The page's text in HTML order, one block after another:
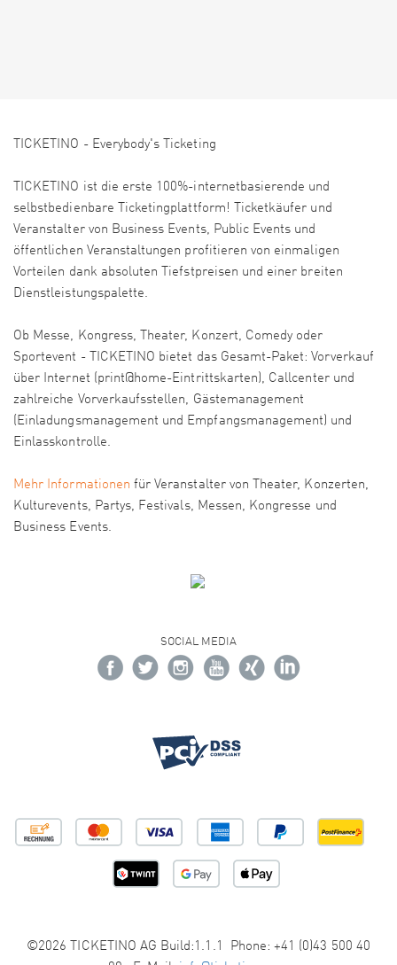
TICKETINO - Everybody's Ticketing
TICKETINO ist die erste 100%-internetbasierende und
selbstbedienbare Ticketingplattform! Ticketkäufer und
Veranstalter von Business Events, Public Events und
öffentlichen Veranstaltungen profitieren von einmaligen
Vorteilen dank absoluten Tiefstpreisen und einer breiten
Dienstleistungspalette.
Ob Messe, Kongress, Theater, Konzert, Comedy oder
Sportevent - TICKETINO bietet das Gesamt-Paket: Vorverkauf
über Internet (print@home-Eintrittskarten), Callcenter und
zahlreiche Vorverkaufsstellen, Gästemanagement
(Einladungsmanagement und Empfangsmanagement) und
Einlasskontrolle.
Mehr Informationen für Veranstalter von Theater, Konzerten,
Kulturevents, Partys, Festivals, Messen, Kongresse und
Business Events.
SOCIAL MEDIA
©2026 TICKETINO AG Build:1.1.1 Phone: +41 (0)43 500 40